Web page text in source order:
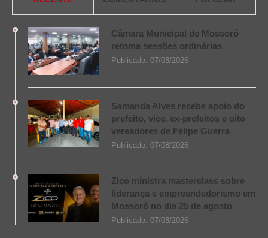
Câmara Municipal de Mossoró
retoma sessões ordinárias
Publicado: 07/08/2026
Samanda Alves recebe apoio do
prefeito, vice, ex-prefeitos e oito
vereadores de Felipe Guerra
Publicado: 07/08/2026
Zico ministra masterclass sobre
liderança e empreendedorismo em
Mossoró no dia 25 de agosto
Publicado: 07/08/2026